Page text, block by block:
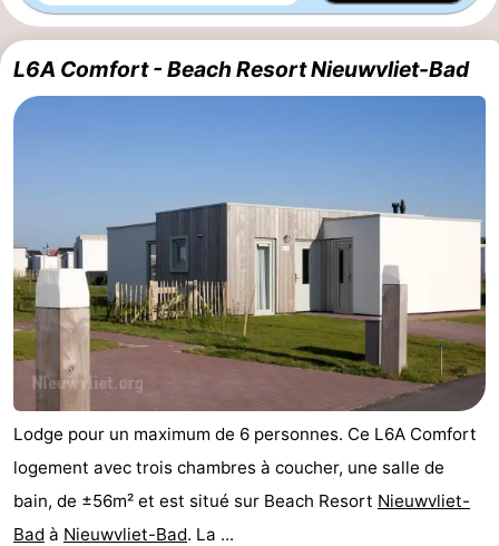
Bad
Meersee
-
Beach
Bad
-
Cadzand
Hoogduin
Noordzee
Résidence
Cadzand-
Bad
-
Resort
Nieuwvliet-
Bad
-
Schoneveld
-
Strand
Resort
-
Waterdunen
-
L6A Comfort - Beach Resort Nieuwvliet-Bad
Lodge pour un maximum de 6 personnes. Ce L6A Comfort
logement avec trois chambres à coucher, une salle de
bain, de ±56m² et est situé sur Beach Resort Nieuwvliet-
Bad à Nieuwvliet-Bad. La ...